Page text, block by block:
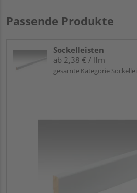
Passende Produkte
Sockelleisten
ab 2,38 € / lfm
gesamte Kategorie